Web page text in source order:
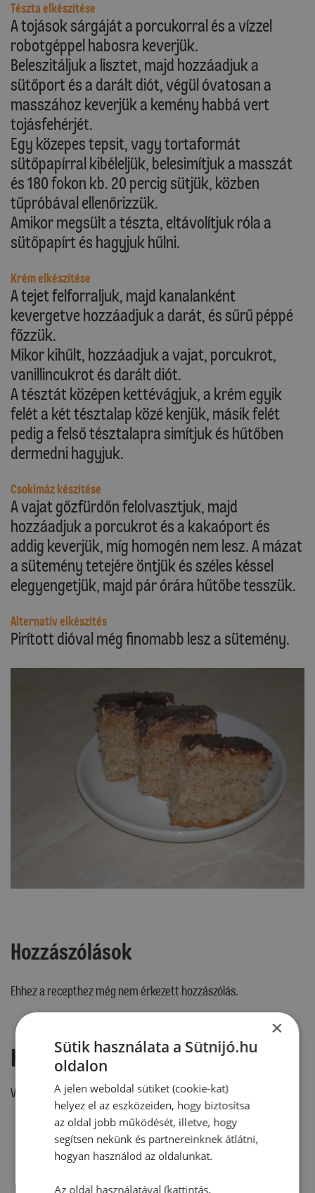
Tészta elkészítése
A tojások sárgáját a porcukorral és a vízzel
robotgéppel habosra keverjük.
Beleszitáljuk a lisztet, majd hozzáadjuk a
sütőport és a darált diót, végül óvatosan a
masszához keverjük a kemény habbá vert
tojásfehérjét.
Egy közepes tepsit, vagy tortaformát
sütőpapírral kibéleljük, belesimítjuk a masszát
és 180 fokon kb. 20 percig sütjük, közben
tűpróbával ellenőrizzük.
Amikor megsült a tészta, eltávolítjuk róla a
sütőpapírt és hagyjuk hűlni.
Krém elkészítése
A tejet felforraljuk, majd kanalanként
kevergetve hozzáadjuk a darát, és sűrű péppé
főzzük.
Mikor kihűlt, hozzáadjuk a vajat, porcukrot,
vanillincukrot és darált diót.
A tésztát középen kettévágjuk, a krém egyik
felét a két tésztalap közé kenjük, másik felét
pedig a felső tésztalapra simítjuk és hűtőben
dermedni hagyjuk.
Csokimáz készítése
A vajat gőzfürdőn felolvasztjuk, majd
hozzáadjuk a porcukrot és a kakaóport és
addig keverjük, míg homogén nem lesz. A mázat
a sütemény tetejére öntjük és széles késsel
elegyengetjük, majd pár órára hűtőbe tesszük.
Alternatív elkészítés
Pirított dióval még finomabb lesz a sütemény.
Hozzászólások
Ehhez a recepthez még nem érkezett hozzászólás.
Hozzászólás írása
Vélemény írásához, kérjük,jelentkezz be!
RECEPTAJÁNLÓ
×
Sütik használata a Sütnijó.hu
oldalon
A jelen weboldal sütiket (cookie-kat)
helyez el az eszközeiden, hogy biztosítsa
az oldal jobb működését, illetve, hogy
segítsen nekünk és partnereinknek átlátni,
hogyan használod az oldalunkat.
Az oldal használatával (kattintás,